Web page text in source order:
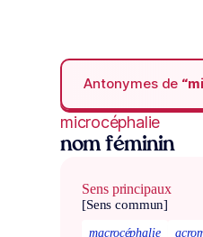
Antonymes de
microcéphalie
nom féminin
Sens principaux
[Sens commun]
macrocéphalie